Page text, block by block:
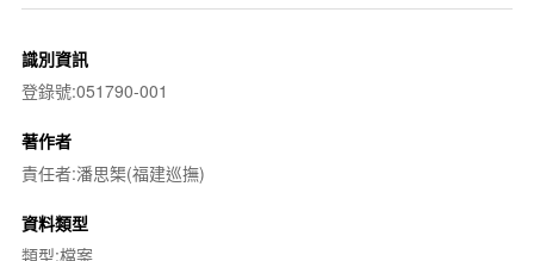
識別資訊
登錄號:051790-001
著作者
責任者:潘思榘(福建巡撫)
資料類型
類型:檔案